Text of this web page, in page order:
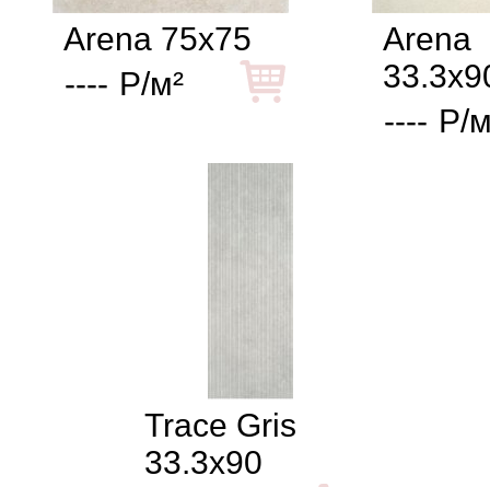
Arena 75x75
---- Р/м²
Arena
---- Р/
Trace Gris
33.3x90